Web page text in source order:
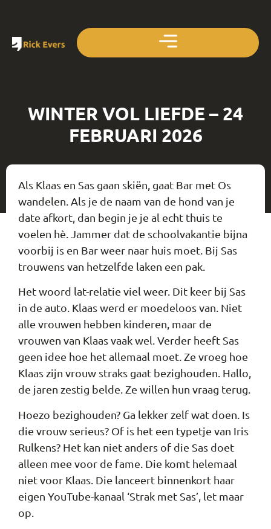
WINTER VOL LIEFDE – 24
FEBRUARI 2026
Als Klaas en Sas gaan skiën, gaat Bar met Os
wandelen. Als je de naam van de hond van je
date afkort, dan begin je je al echt thuis te
voelen hè. Jammer dat de schoolvakantie bijna
voorbij is en Bar weer naar huis moet. Bij Sas
trouwens van hetzelfde laken een pak.
Het woord lat-relatie viel weer. Dit keer bij Sas
in de auto. Klaas werd er moedeloos van. Niet
alle vrouwen hebben kinderen, maar de
vrouwen van Klaas vaak wel. Verder heeft Sas
geen idee hoe het allemaal moet. Ze vroeg hoe
Klaas zijn vrouw straks gaat bezighouden. Hallo,
de jaren zestig belde. Ze willen hun vraag terug.
Hoezo bezighouden? Ga lekker zelf wat doen. Is
die vrouw serieus? Of is het een typetje van Iris
Rulkens? Het kan niet anders of die Sas doet
alleen mee voor de fame. Die komt helemaal
niet voor Klaas. Die lanceert binnenkort haar
eigen YouTube-kanaal ‘Strak met Sas’, let maar
op.